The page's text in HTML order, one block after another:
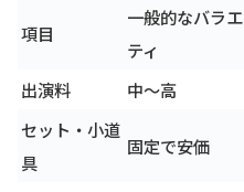
項目
一般的なバラエ
ティ
出演料 中〜高
セット・小道
具
固定で安価